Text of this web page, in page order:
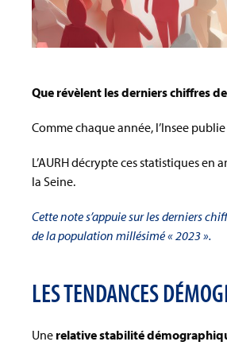
Que révèlent les derniers chiffres
Comme chaque année, l’Insee
L’AURH décrypte ces statistiques
la Seine.
Cette note s’appuie sur les derniers
de la population millésimé « 2023 ».
LES TENDANCES
Une relative stabilité